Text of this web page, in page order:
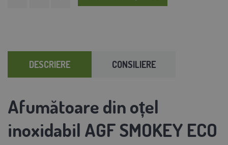
DESCRIERE CONSILIERE
Afumătoare din oțel
inoxidabil AGF SMOKEY ECO